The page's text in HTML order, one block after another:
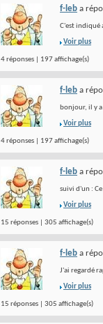
f-leb a
C'est indiqué
Voir plus
4 réponses | 197 affichage(s)
f-leb a
bonjour, il y
Voir plus
4 réponses | 197 affichage(s)
f-leb a
suivi d'un :
Voir plus
15 réponses | 305 affichage(s)
f-leb a
J'ai regardé
Voir plus
15 réponses | 305 affichage(s)